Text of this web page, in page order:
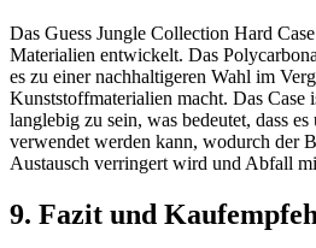
Das Guess Jungle Collection Hard
Materialien entwickelt. Das
es zu einer nachhaltigeren Wahl im
Kunststoffmaterialien macht. Das Case
langlebig zu sein, was bedeutet, dass
verwendet werden kann, wodurch der
Austausch verringert wird und Abfall
9. Fazit und